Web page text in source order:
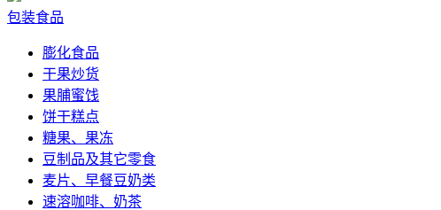
包装食品
膨化食品
干果炒货
果脯蜜饯
饼干糕点
糖果、果冻
豆制品及其它零食
麦片、早餐豆奶类
速溶咖啡、奶茶